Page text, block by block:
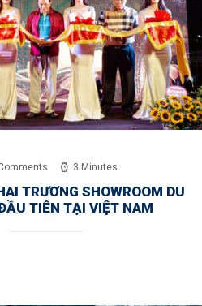
3 Minutes
TRƯƠNG SHOWROOM DU
TIÊN TẠI VIỆT NAM